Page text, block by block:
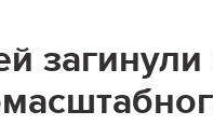
загинули